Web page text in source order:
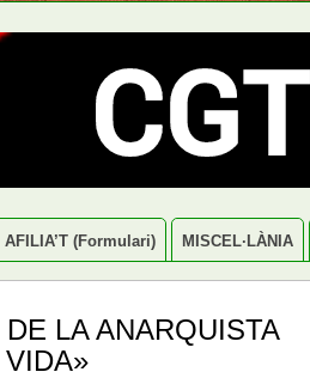
AFILIA’T (formulari) MISCEL·LÀNIA
LA ANARQUISTA